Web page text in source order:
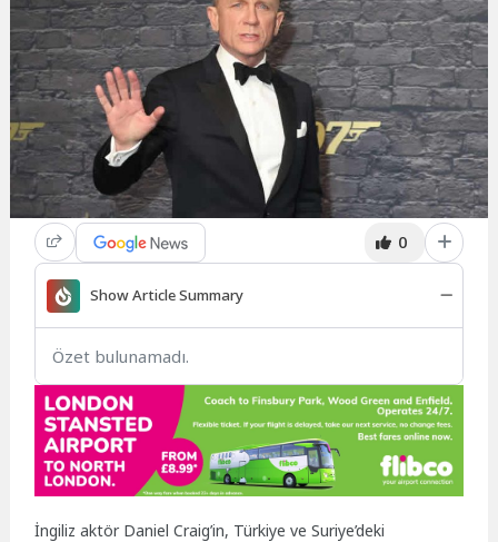
0
Show Article Summary
Özet bulunamadı.
İngiliz aktör Daniel Craig’in, Türkiye ve Suriye’deki